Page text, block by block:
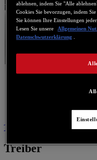
Treiber Kontaktieren Sie uns
Treiber
ablehnen, indem Sie "Alle
Cookies Sie bevorzugen, indem
Sie können Ihre Einstellungen
Lesen Sie unsere
Allgemeinen
Datenschwutzerklärung .